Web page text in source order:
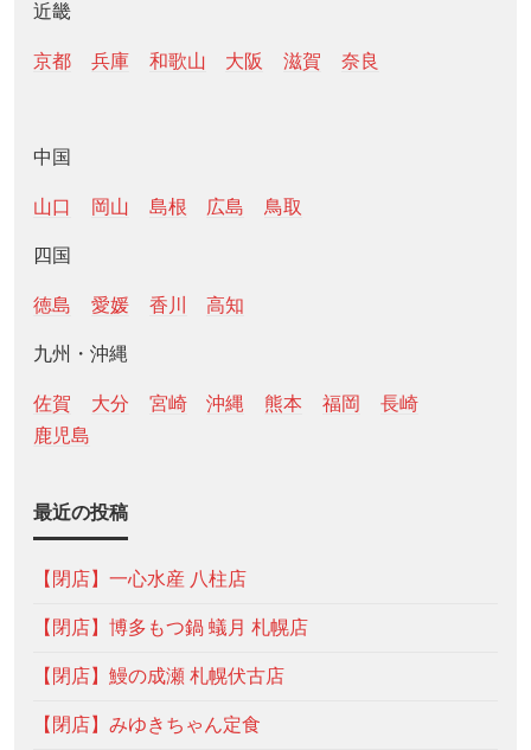
近畿
京都 兵庫 和歌山 大阪 滋賀 奈良
中国
山口 岡山 島根 広島 鳥取
四国
徳島 愛媛 香川 高知
九州・沖縄
佐賀 大分 宮崎 沖縄 熊本 福岡
長崎
鹿児島
最近の投稿
【閉店】一心水産 八柱店
【閉店】博多もつ鍋 蟻月 札幌店
【閉店】鰻の成瀬 札幌伏古店
【閉店】みゆきちゃん定食